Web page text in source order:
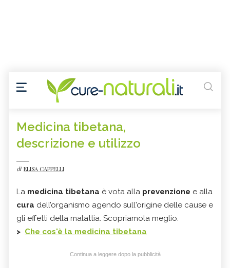
Medicina tibetana,
descrizione e utilizzo
di ELISA CAPPELLI
La medicina tibetana è vota alla prevenzione e alla
cura dell’organismo agendo sull'origine delle cause e
gli effetti della malattia. Scopriamola meglio.
> Che cos'è la medicina tibetana
Continua a leggere dopo la pubblicità